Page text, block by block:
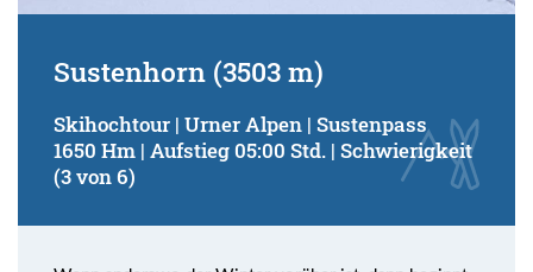
Sustenhorn (3503 m)
Skihochtour | Urner Alpen | Sustenpass
1650 Hm | Aufstieg 05:00 Std. | Schwierigkeit
(3 von 6)